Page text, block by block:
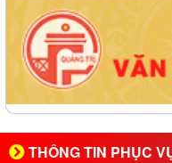
THÔNG TIN PHỤC